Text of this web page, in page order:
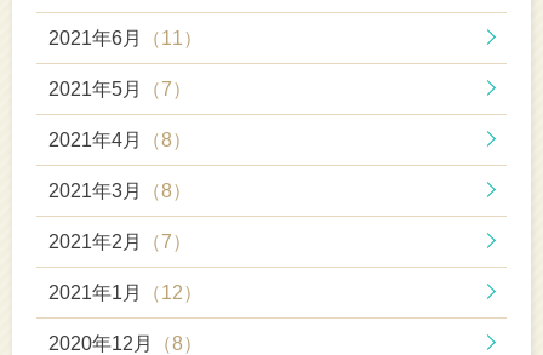
2021年6月 （11）
2021年5月 （7）
2021年4月 （8）
2021年3月 （8）
2021年2月 （7）
2021年1月 （12）
2020年12月 （8）